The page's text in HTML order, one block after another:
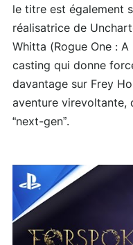
le titre est également
réalisatrice de
Whitta (Rogue One :
casting qui donne
davantage sur Frey
aventure virevoltante,
“next-gen”.